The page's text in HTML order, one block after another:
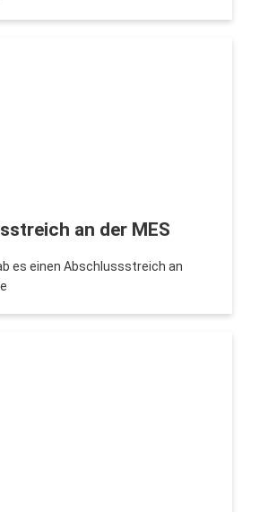
an der MES
es einen Abschlussstreich an